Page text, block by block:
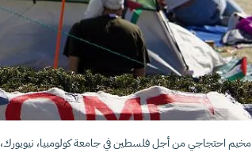
مخيم احتجاجي من أجل فلسطين في جامعة كولومبيا، نيويورك، 23 نيسان/ أبريل 2024.